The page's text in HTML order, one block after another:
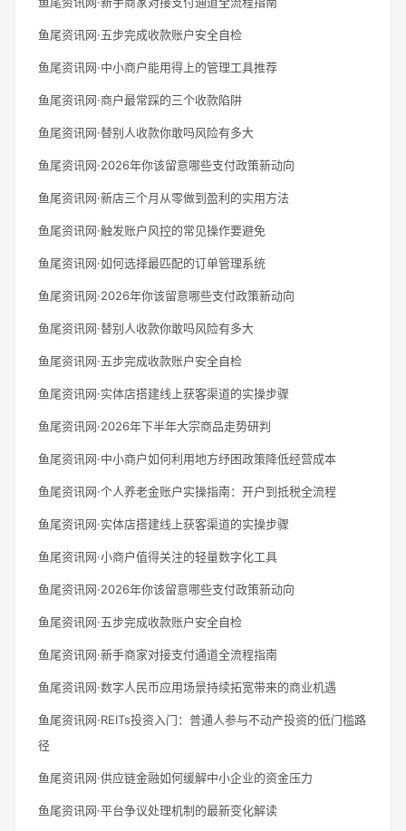
鱼尾资讯网·五步完成收款账户安全自检
鱼尾资讯网·中小商户能用得上的管理工具推荐
鱼尾资讯网·商户最常踩的三个收款陷阱
鱼尾资讯网·替别人收款你敢吗风险有多大
鱼尾资讯网·2026年你该留意哪些支付政策新动向
鱼尾资讯网·新店三个月从零做到盈利的实用方法
鱼尾资讯网·触发账户风控的常见操作要避免
鱼尾资讯网·如何选择最匹配的订单管理系统
鱼尾资讯网·2026年你该留意哪些支付政策新动向
鱼尾资讯网·替别人收款你敢吗风险有多大
鱼尾资讯网·五步完成收款账户安全自检
鱼尾资讯网·实体店搭建线上获客渠道的实操步骤
鱼尾资讯网·2026年下半年大宗商品走势研判
鱼尾资讯网·中小商户如何利用地方纾困政策降低经营成本
鱼尾资讯网·个人养老金账户实操指南：开户到抵税全流程
鱼尾资讯网·实体店搭建线上获客渠道的实操步骤
鱼尾资讯网·小商户值得关注的轻量数字化工具
鱼尾资讯网·2026年你该留意哪些支付政策新动向
鱼尾资讯网·五步完成收款账户安全自检
鱼尾资讯网·新手商家对接支付通道全流程指南
鱼尾资讯网·数字人民币应用场景持续拓宽带来的商业机遇
鱼尾资讯网·REITs投资入门：普通人参与不动产投资的低门槛路
径
鱼尾资讯网·供应链金融如何缓解中小企业的资金压力
鱼尾资讯网·平台争议处理机制的最新变化解读